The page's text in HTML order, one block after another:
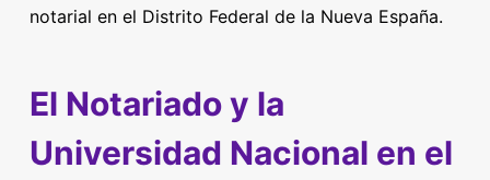
notarial en el Distrito Federal de la Nueva España.
El Notariado y la
Universidad Nacional en el